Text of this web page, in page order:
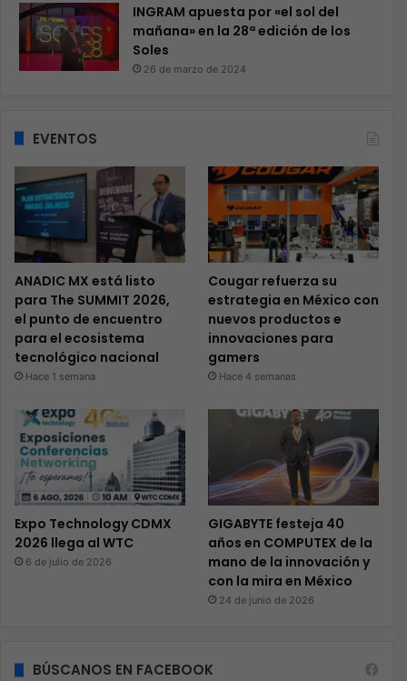
INGRAM apuesta por «el sol del
mañana» en la 28ª edición de los
Soles
26 de marzo de 2024
EVENTOS
ANADIC MX está listo
para The SUMMIT 2026,
el punto de encuentro
para el ecosistema
tecnológico nacional
Hace 1 semana
Cougar refuerza su
estrategia en México con
nuevos productos e
innovaciones para
gamers
Hace 4 semanas
Expo Technology CDMX
2026 llega al WTC
6 de julio de 2026
GIGABYTE festeja 40
años en COMPUTEX de la
mano de la innovación y
con la mira en México
24 de junio de 2026
BÚSCANOS EN FACEBOOK